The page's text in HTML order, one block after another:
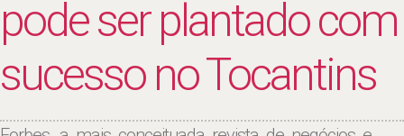
pode ser plantado com
sucesso no Tocantins